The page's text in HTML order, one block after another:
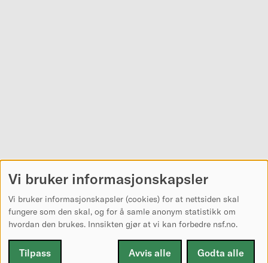
Vi bruker informasjonskapsler
Vi bruker informasjonskapsler (cookies) for at nettsiden skal
fungere som den skal, og for å samle anonym statistikk om
hvordan den brukes. Innsikten gjør at vi kan forbedre nsf.no.
Tilpass Avvis alle Godta alle